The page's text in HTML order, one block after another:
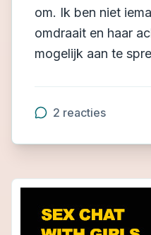
om. Ik ben niet
omdraait en haar
mogelijk aan te
2 reacties